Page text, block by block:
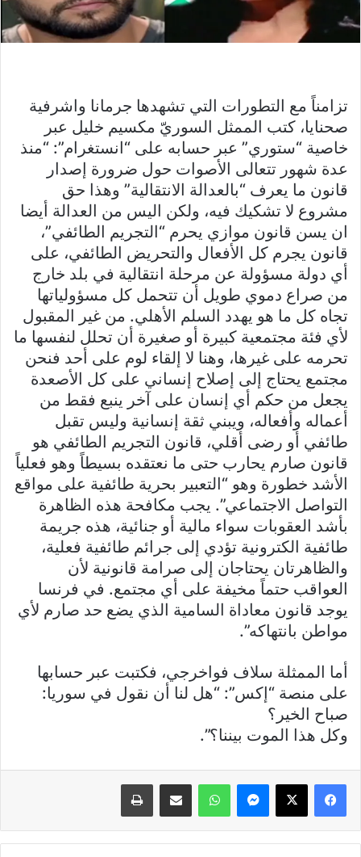
تزامناً مع التطورات التي تشهدها جرمانا واشرفية
صحنايا، كتب الممثل السوريّ مكسيم خليل عبر
خاصية “ستوري” عبر حسابه على “انستغرام”: “منذ
عدة شهور تتعالى الأصوات حول ضرورة إصدار
قانون ما يعرف “بالعدالة الانتقالية” وهذا حق
مشروع لا تشكيك فيه، ولكن اليس من العدالة أيضا
ان يسن قانون موازي يحرم “التجريم الطائفي”،
قانون يجرم كل الأفعال والتحريض الطائفي، على
أي دولة مسؤولة عن مرحلة انتقالية في بلد خارج
من صراع دموي طويل أن تتحمل كل مسؤولياتها
تجاه كل ما هو يهدد السلم الأهلي. من غير المقبول
لأي فئة مجتمعية كبيرة أو صغيرة أن تحلل لنفسها ما
تحرمه على غيرها، وهنا لا إلقاء لوم على أحد فنحن
مجتمع يحتاج إلى إصلاح إنساني على كل الأصعدة
يجعل من حكم أي إنسان على آخر ينبع فقط من
أعماله وأفعاله، ويبني ثقة إنسانية وليس تقبل
طائفي أو رضى أقلي، قانون التجريم الطائفي هو
قانون صارم يحارب حتى ما نعتقده بسيطاً وهو فعلياً
الأشد خطورة وهو “التعبير بحرية طائفية على مواقع
التواصل الاجتماعي”. يجب مكافحة هذه الظاهرة
بأشد العقوبات سواء مالية أو جنائية، هذه جريمة
طائفية الكترونية تؤدي إلى جرائم طائفية فعلية،
والظاهرتان يحتاجان إلى صرامة قانونية لأن
العواقب حتماً مخيفة على أي مجتمع. في فرنسا
يوجد قانون معاداة السامية الذي يضع حد صارم لأي
مواطن بانتهاكه”.
أما الممثلة سلاف فواخرجي، فكتبت عبر حسابها
على منصة “إكس”: “هل لنا أن نقول في سوريا:
صباح الخير؟
وكل هذا الموت بيننا؟”.
فيسبوك X ماسنجر واتساب مشاركة عبر البريد طباعة